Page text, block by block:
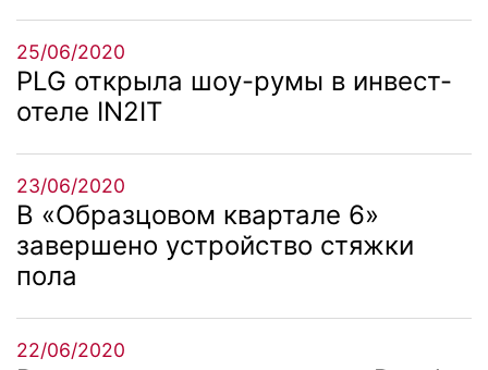
25/06/2020
PLG открыла шоу-румы в инвест-
отеле IN2IT
23/06/2020
В «Образцовом квартале 6»
завершено устройство стяжки
пола
22/06/2020